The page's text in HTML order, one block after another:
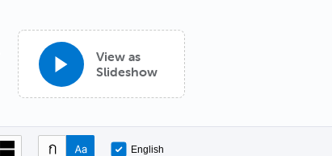
View as
Slideshow
English